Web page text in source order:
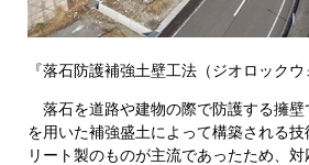
『落石防護補強土壁工法（ジオロックウ
落石を道路や建物の際で防護する擁壁
を用いた補強盛土によって構築される
リート製のものが主流であったため、